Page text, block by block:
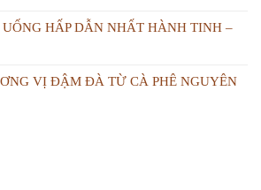
HẤP DẪN NHẤT HÀNH TINH –
VỊ ĐẬM ĐÀ TỪ CÀ PHÊ NGUYÊN